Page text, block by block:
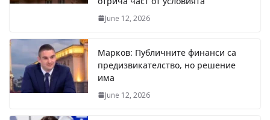
June 12, 2026
Марков: Публичните финанси са
предизвикателство, но решение
има
June 12, 2026